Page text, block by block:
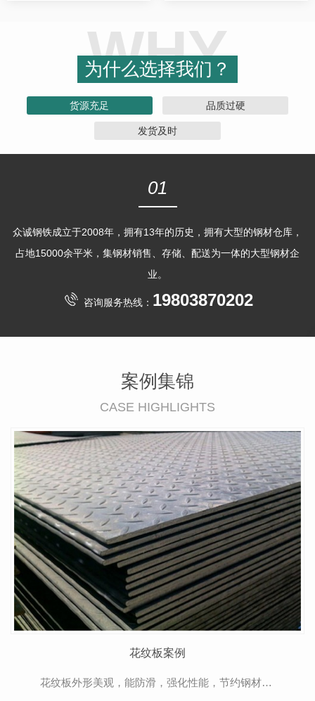
WHY
为什么选择我们？
货源充足 品质过硬
发货及时
01
众诚钢铁成立于2008年，拥有13年的历史，拥有大型的钢材仓库，
占地15000余平米，集钢材销售、存储、配送为一体的大型钢材企
业。
咨询服务热线： 19803870202
案例集锦
CASE HIGHLIGHTS
花纹板案例
花纹板外形美观，能防滑，强化性能，节约钢材等诸多优点，在交通，建筑，装饰装潢，设备周围底板，机械，造船等领域有广泛应用。